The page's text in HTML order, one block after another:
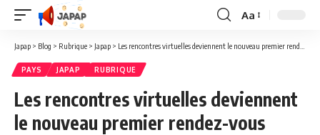
Redimensionner
Aa
Japap > Blog > Rubrique > Japap > Les rencontres virtuelles deviennent le nouveau premier rendez-vous
PAYS JAPAP RUBRIQUE
Les rencontres virtuelles deviennent
le nouveau premier rendez-vous